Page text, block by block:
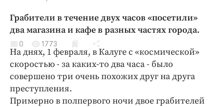
Благоустройство
Криминал
Культура
Недвижимость и ЖКХ
Образование
Общество
Грабители в течение двух часов «посетили»
два магазина и кафе в разных частях города.
0 1773
На днях, 1 февраля, в Калуге с «космической»
скоростью - за каких-то два часа - было
совершено три очень похожих друг на друга
преступления.
Примерно в полпервого ночи двое грабителей